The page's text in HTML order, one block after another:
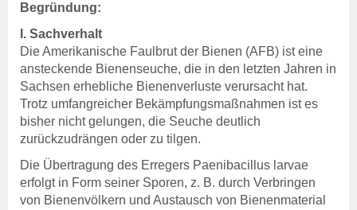
Beihilfen & Leistungen
Kontakt
Tiergesundheit
Veranstaltungen
Jahresberichte
Tierseuchenlage in
Deutschland
Veterinärwesen in Sachsen
Begründung:
I. Sachverhalt
Die Amerikanische Faulbrut der Bienen (AFB) ist eine
ansteckende Bienenseuche, die in den letzten Jahren in
Sachsen erhebliche Bienenverluste verursacht hat.
Trotz umfangreicher Bekämpfungsmaßnahmen ist es
bisher nicht gelungen, die Seuche deutlich
zurückzudrängen oder zu tilgen.
Die Übertragung des Erregers Paenibacillus larvae
erfolgt in Form seiner Sporen, z. B. durch Verbringen
von Bienenvölkern und Austausch von Bienenmaterial